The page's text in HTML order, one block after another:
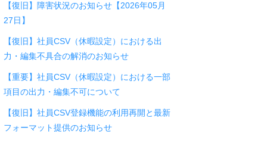
【復旧】障害状況のお知らせ【2026年05月
27日】
【復旧】社員CSV（休暇設定）における出
力・編集不具合の解消のお知らせ
【重要】社員CSV（休暇設定）における一部
項目の出力・編集不可について
【復旧】社員CSV登録機能の利用再開と最新
フォーマット提供のお知らせ